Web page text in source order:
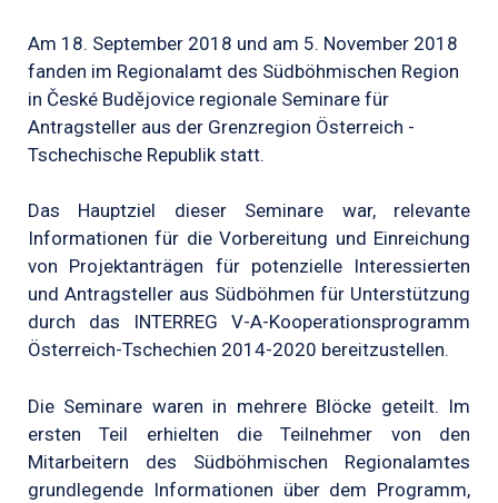
Am 18. September 2018 und am 5. November 2018
fanden im Regionalamt des Südböhmischen Region
in České Budějovice regionale Seminare für
Antragsteller aus der Grenzregion Österreich -
Tschechische Republik statt.
Das Hauptziel dieser Seminare war, relevante
Informationen für die Vorbereitung und Einreichung
von Projektanträgen für potenzielle Interessierten
und Antragsteller aus Südböhmen für Unterstützung
durch das INTERREG V-A-Kooperationsprogramm
Österreich-Tschechien 2014-2020 bereitzustellen.
Die Seminare waren in mehrere Blöcke geteilt. Im
ersten Teil erhielten die Teilnehmer von den
Mitarbeitern des Südböhmischen Regionalamtes
grundlegende Informationen über dem Programm,